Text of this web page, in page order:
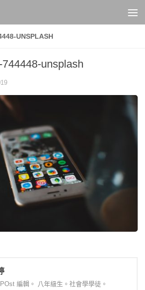
UNSPLASH
unsplash
編輯。 八年級生。社會學學徒。